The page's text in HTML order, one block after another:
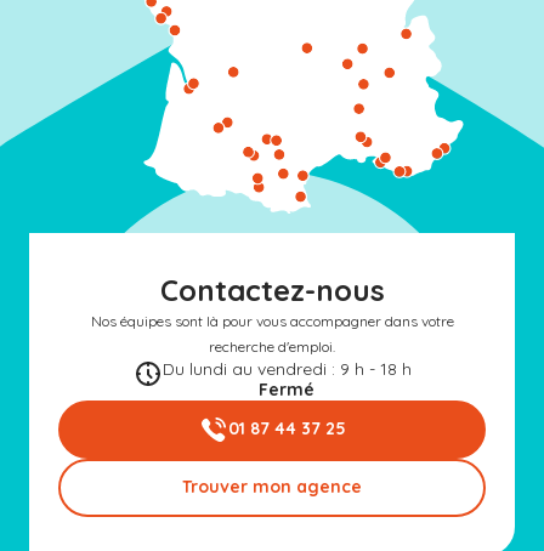
Contactez-nous
Nos équipes sont là pour vous accompagner dans votre
recherche d'emploi.
Du lundi au vendredi : 9 h - 18 h
Fermé
01 87 44 37 25
Trouver mon agence